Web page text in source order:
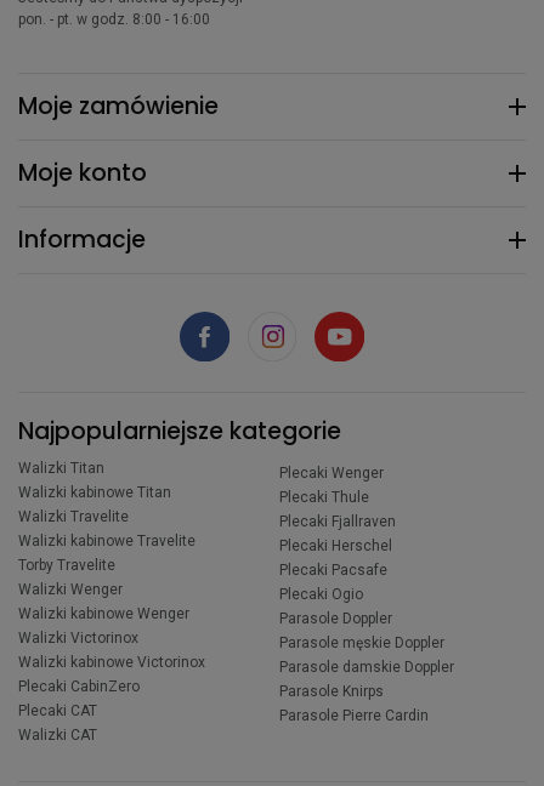
Moje zamówienie
Moje konto
Informacje
pon. - pt. w godz. 8:00 - 16:00
Najpopularniejsze kategorie
Walizki Titan
Walizki kabinowe Titan
Walizki Travelite
Walizki kabinowe Travelite
Torby Travelite
Walizki Wenger
Walizki kabinowe Wenger
Walizki Victorinox
Walizki kabinowe Victorinox
Plecaki CabinZero
Plecaki CAT
Walizki CAT
Plecaki Wenger
Plecaki Thule
Plecaki Fjallraven
Plecaki Herschel
Plecaki Pacsafe
Plecaki Ogio
Parasole Doppler
Parasole męskie Doppler
Parasole damskie Doppler
Parasole Knirps
Parasole Pierre Cardin